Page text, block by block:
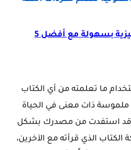
تعلم اللغة الإنجليزية بسهولة مع أفضل 5
ما تعلمته من أي الكتاب
ذات معنى في الحياة
قد استفدت من مصدرك بشكل
الذي قرأته مع الآخرين،